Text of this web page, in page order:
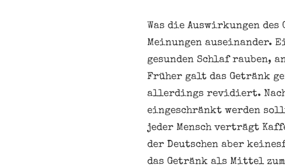
Was die Auswirkungen
Meinungen auseinander.
gesunden Schlaf rauben,
Früher galt das Getränk
allerdings revidiert. Nach
eingeschränkt werden
jeder Mensch verträgt
der Deutschen aber
das Getränk als Mittel